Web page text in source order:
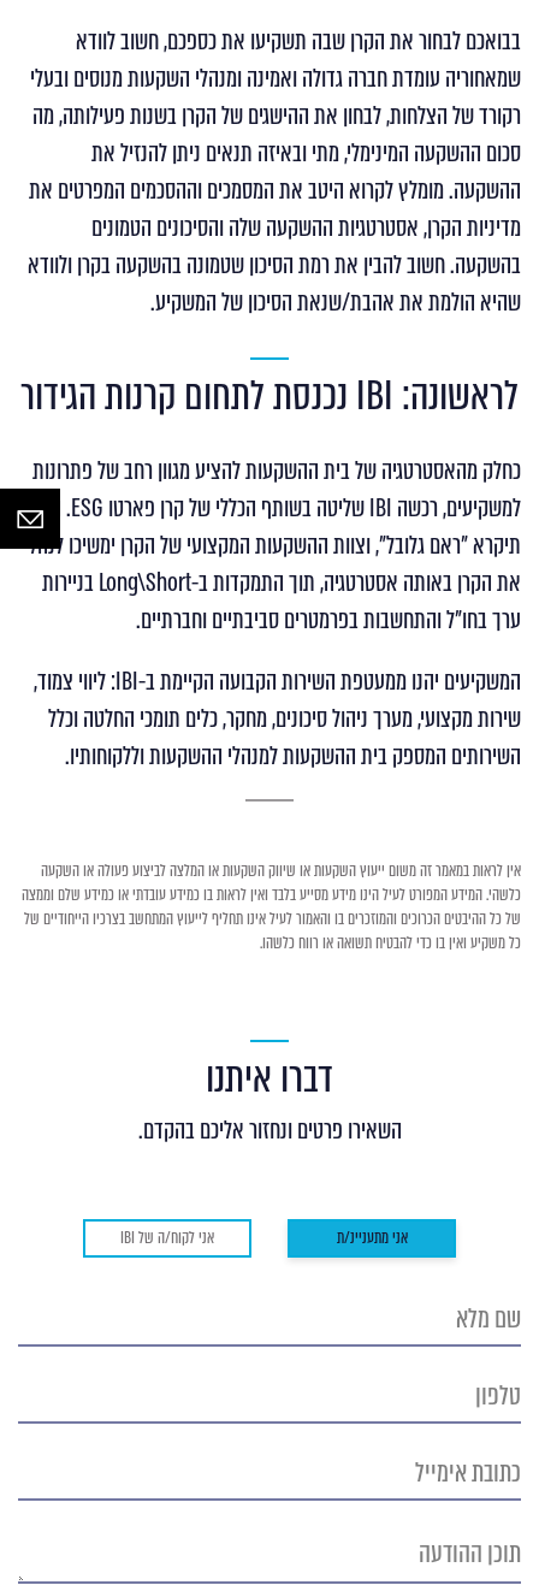
בבואכם לבחור את הקרן שבה תשקיעו את כספכם, חשוב לוודא
שמאחוריה עומדת חברה גדולה ואמינה ומנהלי השקעות מנוסים ובעלי
רקורד של הצלחות, לבחון את ההישגים של הקרן בשנות פעילותה, מה
סכום ההשקעה המינימלי, מתי ובאיזה תנאים ניתן להנזיל את
ההשקעה. מומלץ לקרוא היטב את המסמכים וההסכמים המפרטים את
מדיניות הקרן, אסטרטגיות ההשקעה שלה והסיכונים הטמונים
בהשקעה. חשוב להבין את רמת הסיכון שטמונה בהשקעה בקרן ולוודא
שהיא הולמת את אהבת/שנאת הסיכון של המשקיע.
לראשונה: IBI נכנסת לתחום קרנות הגידור
כחלק מהאסטרטגיה של בית ההשקעות להציע מגוון רחב של פתרונות
למשקיעים, רכשה IBI שליטה בשותף הכללי של קרן פארטו ESG. הקרן
תיקרא "ראם גלובל", וצוות ההשקעות המקצועי של הקרן ימשיכו לנהל
את הקרן באותה אסטרטגיה, תוך התמקדות ב-Long\Short בניירות
ערך בחו"ל והתחשבות בפרמטרים סביבתיים וחברתיים.
המשקיעים יהנו ממעטפת השירות הקבועה הקיימת ב-IBI: ליווי צמוד,
שירות מקצועי, מערך ניהול סיכונים, מחקר, כלים תומכי החלטה וכלל
השירותים המספק בית ההשקעות למנהלי ההשקעות וללקוחותיו.
אין לראות במאמר זה משום ייעוץ השקעות או שיווק השקעות או המלצה לביצוע פעולה או השקעה
כלשהי. המידע המפורט לעיל הינו מידע מסייע בלבד ואין לראות בו כמידע עובדתי או כמידע שלם וממצה
של כל ההיבטים הכרוכים והמוזכרים בו והאמור לעיל אינו תחליף לייעוץ המתחשב בצרכיו הייחודיים של
כל משקיע ואין בו כדי להבטיח תשואה או רווח כלשהו.
דברו איתנו
השאירו פרטים ונחזור אליכם בהקדם.
אני מתעניינ/ת אני לקוח/ה של IBI
שם
מלא
טלפון
כתובת
אימייל
תוכן
ההודעה